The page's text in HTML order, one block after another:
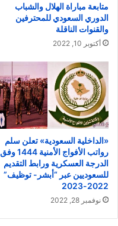
متابعة مباراة الهلال والشباب
الدوري السعودي للمحترفين
والقنوات الناقلة
أكتوبر 10, 2022
«الداخلية السعودية» تعلن سلم
رواتب الأفواج الأمنية 1444 وفق
الدرجة العسكرية ورابط التقديم
للسعوديين عبر “أبشر- توظيف”
2022-2023
نوفمبر 28, 2022